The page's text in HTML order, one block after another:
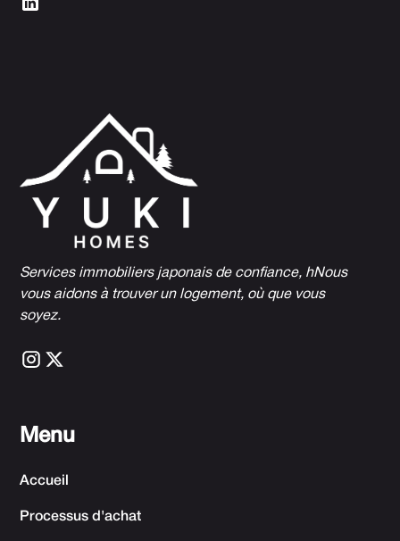
Services immobiliers japonais de confiance, hNous
vous aidons à trouver un logement, où que vous
soyez.
Menu
Accueil
Processus d'achat